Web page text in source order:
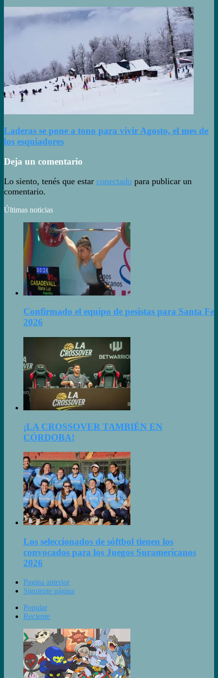
Laderas se pone a tono para vivir Agosto, el mes de
los esquiadores
Deja un comentario
Lo siento, tenés que estar conectado para publicar un
comentario.
Últimas noticias
Confirmado el equipo de pesistas para Santa Fe
2026
¡LA CROSSOVER TAMBIÉN EN
CÓRDOBA!
Los seleccionados de sóftbol tienen los
convocados para los Juegos Suramericanos
2026
Pagina anterior
Siguiente página
Popular
Reciente